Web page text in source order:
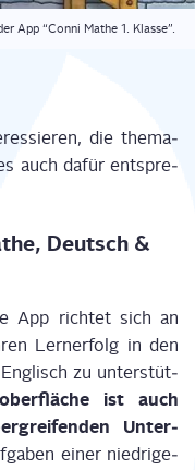
App “Con­ni Mathe 1. Klasse”.
die the­ma­
auch dafür ent­spre­
Deutsch &
App rich­tet sich an
Lern­erfolg in den
Eng­lisch zu unter­stüt­
ist auch
Unter­
einer nied­ri­ge­